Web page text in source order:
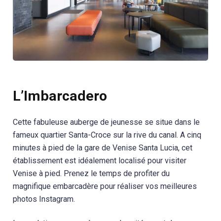
L’Imbarcadero
Cette fabuleuse auberge de jeunesse se situe dans le
fameux quartier Santa-Croce sur la rive du canal. A cinq
minutes à pied de la gare de Venise Santa Lucia, cet
établissement est idéalement localisé pour visiter
Venise à pied. Prenez le temps de profiter du
magnifique embarcadère pour réaliser vos meilleures
photos Instagram.